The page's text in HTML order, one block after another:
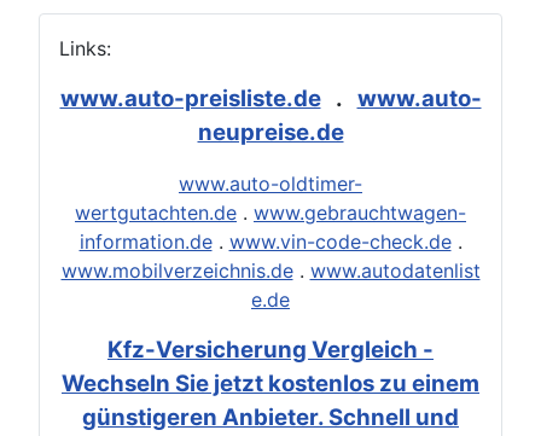
Links:
www.auto-preisliste.de. www.auto-
neupreise.de
www.auto-oldtimer-
wertgutachten.de . www.gebrauchtwagen-
information.de. www.vin-code-check.de.
www.mobilverzeichnis.de. www.autodatenlist
e.de
Kfz-Versicherung Vergleich -
Wechseln Sie jetzt kostenlos zu einem
günstigeren Anbieter. Schnell und